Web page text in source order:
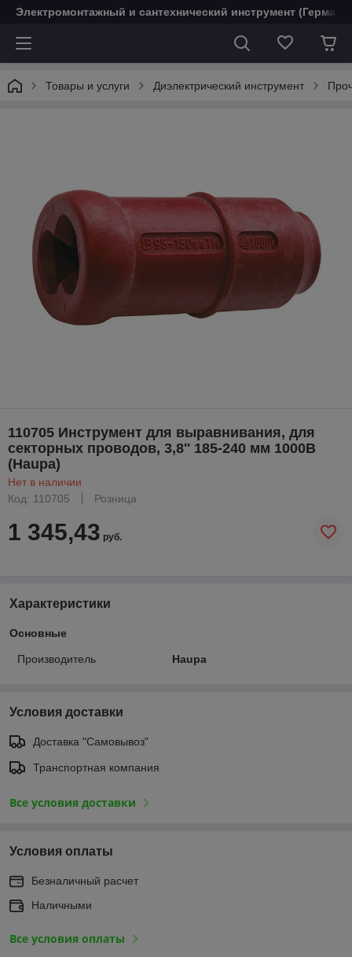
Электромонтажный и сантехнический инструмент
Товары и услуги Диэлектрический инструмент
110705 Инструмент для выравнивания, для
секторных проводов, 3,8'' 185-240 мм 1000В
(Haupa)
Нет в наличии
Код: 110705
Розница
1 345,43 руб.
Характеристики
Основные
Производитель Haupa
Условия доставки
Доставка "Самовывоз"
Транспортная компания
Все условия доставки
Условия оплаты
Безналичный расчет
Наличными
Все условия оплаты